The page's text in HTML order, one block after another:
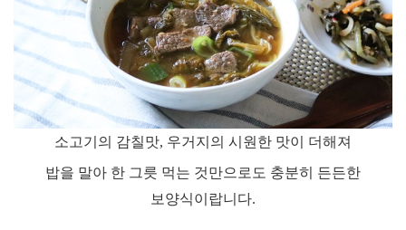
소고기의 감칠맛, 우거지의 시원한 맛이 더해져
밥을 말아 한 그릇 먹는 것만으로도 충분히 든든한
보양식이랍니다.